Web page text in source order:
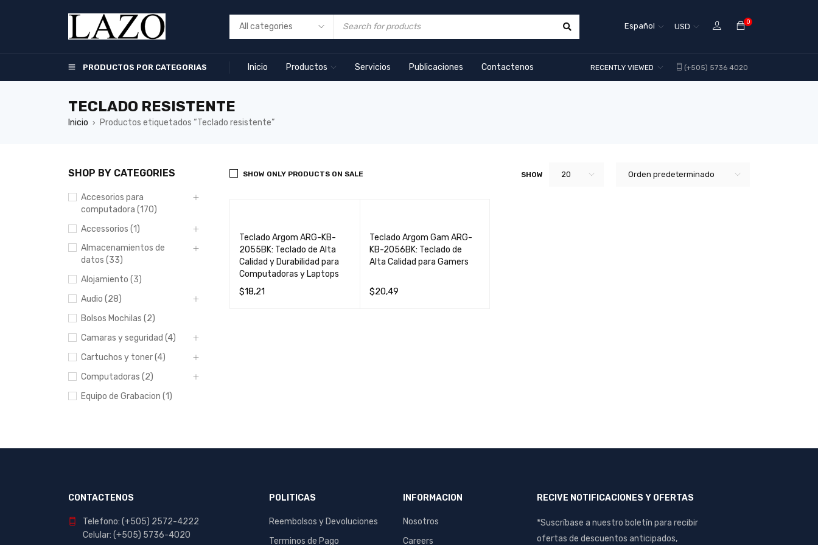
0
USD
Español
PRODUCTOS POR CATEGORIAS Inicio Productos Servicios Publicaciones Contactenos (+505) 5736 4020
RECENTLY VIEWED
TECLADO RESISTENTE
Inicio › Productos etiquetados “Teclado resistente”
SHOP BY CATEGORIES
Accesorios para
computadora (170)
Accessorios (1)
Almacenamientos de
datos (33)
Alojamiento (3)
Audio (28)
Bolsos Mochilas (2)
Camaras y seguridad (4)
Cartuchos y toner (4)
Computadoras (2)
Equipo de Grabacion (1)
Muebles (1)
Portables y
Orden predeterminado
SHOW 20
SHOW ONLY PRODUCTS ON SALE
Teclado Argom ARG-KB-
2055BK: Teclado de Alta
Calidad y Durabilidad para
Computadoras y Laptops
$18,21
Teclado Argom Gam ARG-
KB-2056BK: Teclado de
Alta Calidad para Gamers
$20,49
CONTACTENOS
Telefono: (+505) 2572-4222
Celular: (+505) 5736-4020
POLITICAS
Reembolsos y Devoluciones
Terminos de Pago
INFORMACION
Nosotros
Careers
RECIVE NOTIFICACIONES Y OFERTAS
*Suscríbase a nuestro boletín para recibir
ofertas de descuentos anticipados,